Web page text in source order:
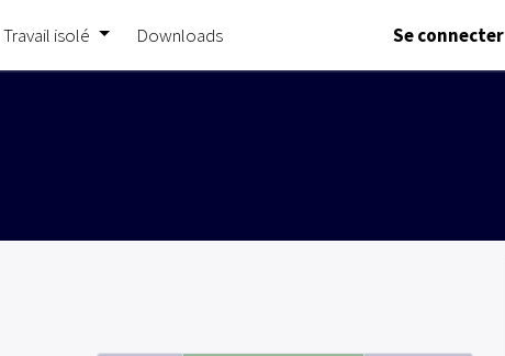
Travail isolé Downloads Se connecter